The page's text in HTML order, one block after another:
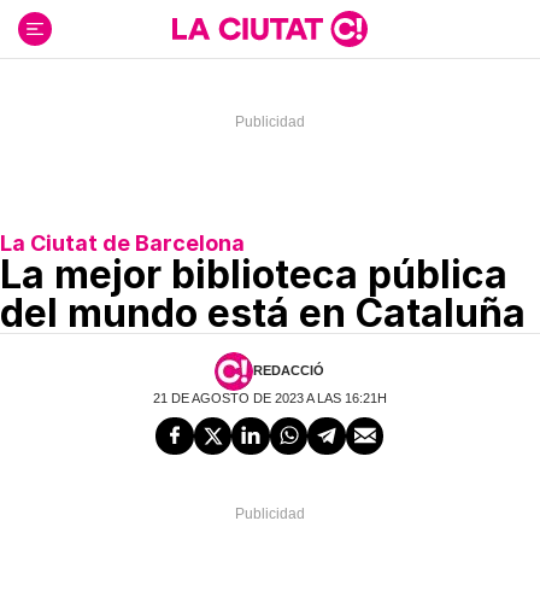
contenido
La Ciutat de Barcelona
La mejor biblioteca pública
del mundo está en Cataluña
REDACCIÓ
21 DE AGOSTO DE 2023 A LAS 16:21H